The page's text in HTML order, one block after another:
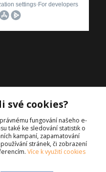
své cookies?
fungování našeho e-
také ke sledování statistik o
kampaní, zapamatování
stránek, či zobrazení
Více k využití cookies